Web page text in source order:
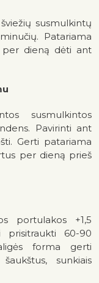
susmulkintų
Patariama
per dieną dėti ant
susmulkintos
Pavirinti ant
Gerti patariama
per dieną prieš
portulakos +1,5
prisitraukti 60-90
forma gerti
sunkiais